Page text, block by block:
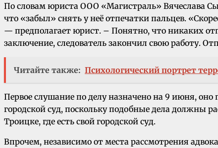
По словам юриста ООО «Магистраль» Вячеслава
что «забыл» снять у неё отпечатки пальцев.
— предполагает юрист. – Понятно, что никаких
заключение, следователь закончил свою работу.
Читайте также: Психологический портрет
Первое слушание по делу назначено на 9 июня,
городской суд, поскольку подобные дела должны
Троицке, где есть свой городской суд.
Впрочем, независимо от места рассмотрения